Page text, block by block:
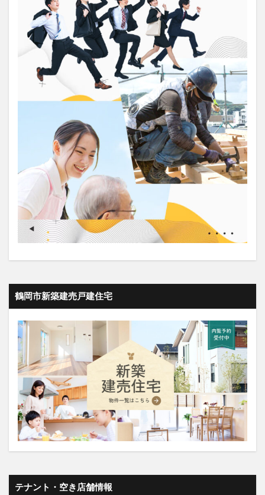
鶴岡市新築建売戸建住宅
テナント・空き店舗情報